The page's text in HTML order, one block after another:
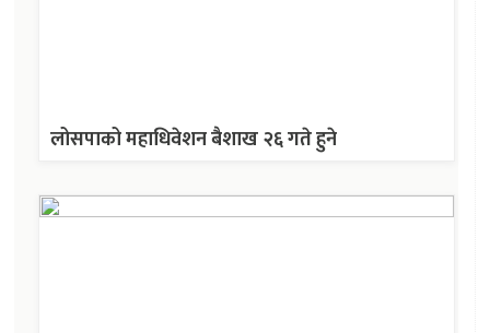
लोसपाको महाधिवेशन बैशाख २६ गते हुने